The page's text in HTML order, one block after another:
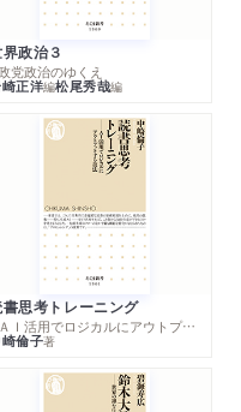
政治３
党政治のゆくえ
正洋編松尾秀哉編
思考トレーニング
─ＡＩ活用でロジカルにアウトプットする技法
倫子著